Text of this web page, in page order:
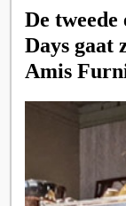
De
Days gaat
Amis